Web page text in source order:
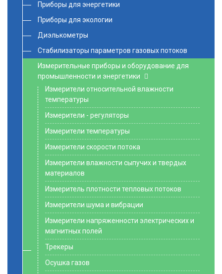
Приборы для энергетики
Приборы для экологии
Диэлькометры
Стабилизаторы параметров газовых потоков
Измерительные приборы и оборудование для
промышленности и энергетики
Измерители относительной влажности
температуры
Измерители - регуляторы
Измерители температуры
Измерители скорости потока
Измерители влажности сыпучих и твердых
материалов
Измеритель плотности тепловых потоков
Измерители шума и вибрации
Измерители напряженности электрических и
магнитных полей
Трекеры
Осушка газов